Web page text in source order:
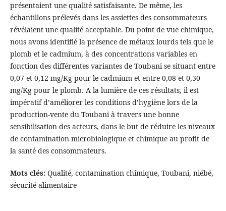
présentaient une qualité satisfaisante. De même, les
échantillons prélevés dans les assiettes des consommateurs
révélaient une qualité acceptable. Du point de vue chimique,
nous avons identifié la présence de métaux lourds tels que le
plomb et le cadmium, à des concentrations variables en
fonction des différentes variantes de Toubani se situant entre
0,07 et 0,12 mg/Kg pour le cadmium et entre 0,08 et 0,30
mg/Kg pour le plomb. A la lumière de ces résultats, il est
impératif d’améliorer les conditions d’hygiène lors de la
production-vente du Toubani à travers une bonne
sensibilisation des acteurs, dans le but de réduire les niveaux
de contamination microbiologique et chimique au profit de
la santé des consommateurs.
Mots clés: Qualité, contamination chimique, Toubani, niébé,
sécurité alimentaire